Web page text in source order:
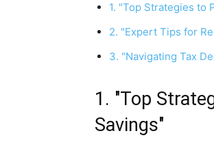
1. "Top Strategies to
2. "Expert Tips for
3. "Navigating Tax
1. "Top
Savings"